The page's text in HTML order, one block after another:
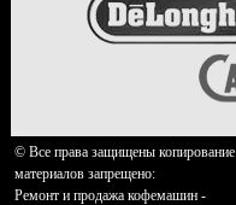
© Все права защищены копирование
материалов запрещено:
Ремонт и продажа кофемашин -